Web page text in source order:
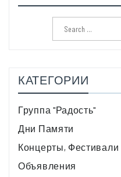
КАТЕГОРИИ
Группа "Радость"
Дни Памяти
Концерты, Фестивали
Объявления